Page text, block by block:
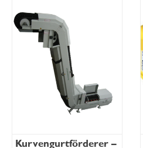
Kurvengurtförderer –